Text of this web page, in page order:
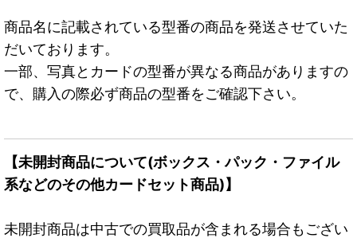
商品名に記載されている型番の商品を発送させていた
だいております。
一部、写真とカードの型番が異なる商品がありますの
で、購入の際必ず商品の型番をご確認下さい。
【未開封商品について(ボックス・パック・ファイル
系などのその他カードセット商品)】
未開封商品は中古での買取品が含まれる場合もござい